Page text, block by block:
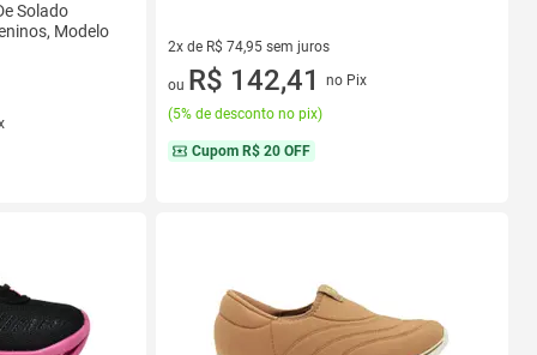
Solado
Modelo
2x de R$ 74,95 sem juros
2 vez de R$ 74,95 sem juros
ou R$ 142,41
no Pix
(5% de desconto no pix)
Cupom R$ 20 OFF